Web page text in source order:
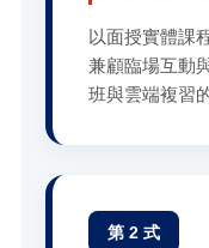
以面授實體課
兼顧臨場互動
班與雲端複習
第 2 式